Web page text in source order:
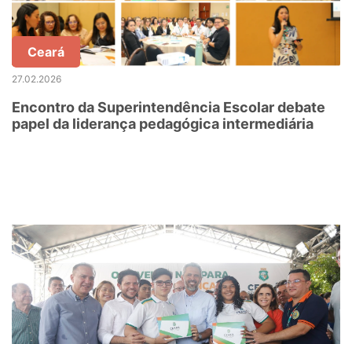
Ceará
27.02.2026
Encontro da Superintendência Escolar debate
papel da liderança pedagógica intermediária